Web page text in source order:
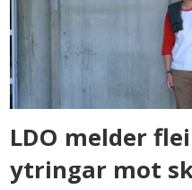
LDO melder
ytringar mot